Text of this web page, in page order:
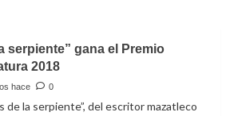
serpiente” gana el Premio
2018
hace 0
de la serpiente”, del escritor mazatleco